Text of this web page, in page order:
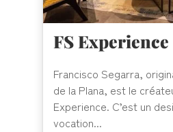
FS Experience
Francisco Segarra,
de la Plana, est le
Experience. C’est un
vocation...